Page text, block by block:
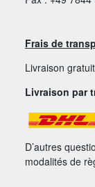
Frais de
Livraison
Livraison par
D’autres
modalités de